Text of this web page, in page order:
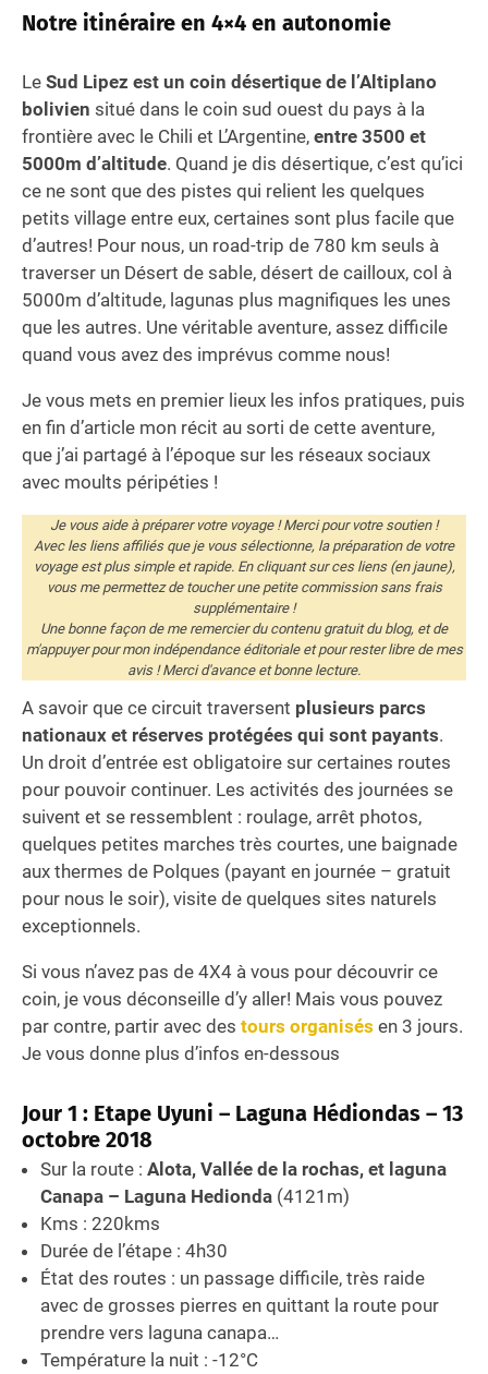
Notre itinéraire en 4×4 en autonomie
Le Sud Lipez est un coin désertique de l’Altiplano
bolivien situé dans le coin sud ouest du pays à la
frontière avec le Chili et L’Argentine, entre 3500 et
5000m d’altitude. Quand je dis désertique, c’est qu’ici
ce ne sont que des pistes qui relient les quelques
petits village entre eux, certaines sont plus facile que
d’autres! Pour nous, un road-trip de 780 km seuls à
traverser un Désert de sable, désert de cailloux, col à
5000m d’altitude, lagunas plus magnifiques les unes
que les autres. Une véritable aventure, assez difficile
quand vous avez des imprévus comme nous!
Je vous mets en premier lieux les infos pratiques, puis
en fin d’article mon récit au sorti de cette aventure,
que j’ai partagé à l’époque sur les réseaux sociaux
avec moults péripéties !
Je vous aide à préparer votre voyage ! Merci pour votre soutien !
Avec les liens affiliés que je vous sélectionne, la préparation de votre
voyage est plus simple et rapide. En cliquant sur ces liens (en jaune),
vous me permettez de toucher une petite commission sans frais
supplémentaire !
Une bonne façon de me remercier du contenu gratuit du blog, et de
m'appuyer pour mon indépendance éditoriale et pour rester libre de mes
avis ! Merci d'avance et bonne lecture.
A savoir que ce circuit traversent plusieurs parcs
nationaux et réserves protégées qui sont payants.
Un droit d’entrée est obligatoire sur certaines routes
pour pouvoir continuer. Les activités des journées se
suivent et se ressemblent : roulage, arrêt photos,
quelques petites marches très courtes, une baignade
aux thermes de Polques (payant en journée – gratuit
pour nous le soir), visite de quelques sites naturels
exceptionnels.
Si vous n’avez pas de 4X4 à vous pour découvrir ce
coin, je vous déconseille d’y aller! Mais vous pouvez
par contre, partir avec des tours organisés en 3 jours.
Je vous donne plus d’infos en-dessous
Jour 1 : Etape Uyuni – Laguna Hédiondas – 13
octobre 2018
Sur la route : Alota, Vallée de la rochas, et laguna
Canapa – Laguna Hedionda (4121m)
Kms : 220kms
Durée de l’étape : 4h30
État des routes : un passage difficile, très raide
avec de grosses pierres en quittant la route pour
prendre vers laguna canapa…
Température la nuit : -12°C